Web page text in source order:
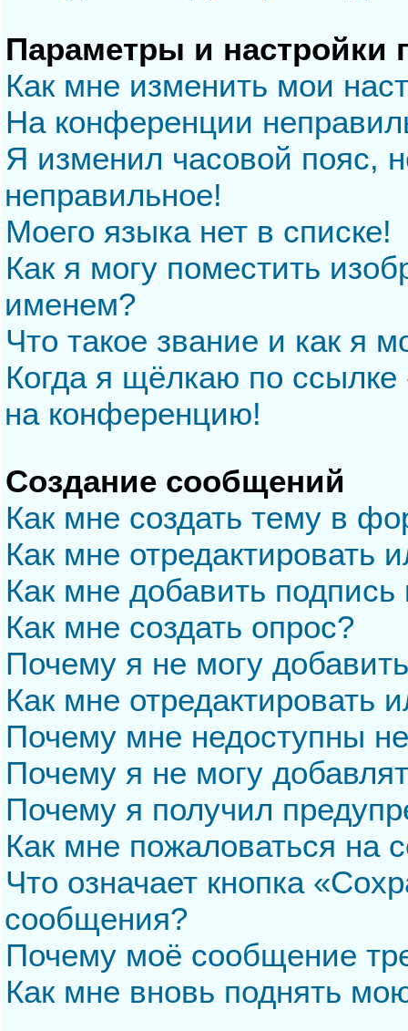
Параметры и настройки
Как мне изменить мои
На конференции
Я изменил часовой пояс,
неправильное!
Моего языка нет в списке!
Как я могу поместить
именем?
Что такое звание и как я
Когда я щёлкаю по
на конференцию!
Создание сообщений
Как мне создать тему в
Как мне отредактировать
Как мне добавить
Как мне создать опрос?
Почему я не могу
Как мне отредактировать
Почему мне недоступны
Почему я не могу
Почему я получил
Как мне пожаловаться на
Что означает кнопка
сообщения?
Почему моё сообщение
Как мне вновь поднять